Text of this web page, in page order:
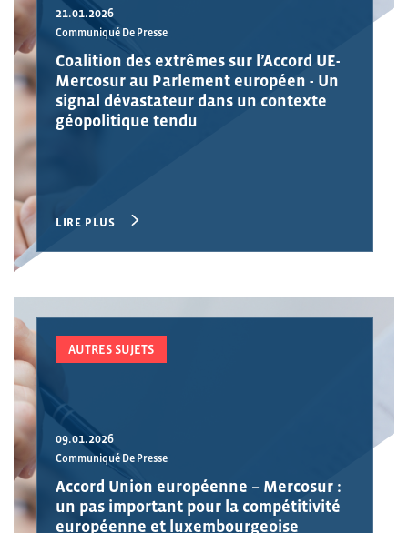
21.01.2026
Communiqué De Presse
Coalition des extrêmes sur l’Accord UE-
Mercosur au Parlement européen - Un
signal dévastateur dans un contexte
géopolitique tendu
LIRE PLUS
AUTRES SUJETS
09.01.2026
Communiqué De Presse
Accord Union européenne – Mercosur :
un pas important pour la compétitivité
européenne et luxembourgeoise